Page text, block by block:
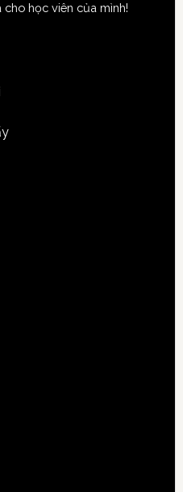
học viên của mình!